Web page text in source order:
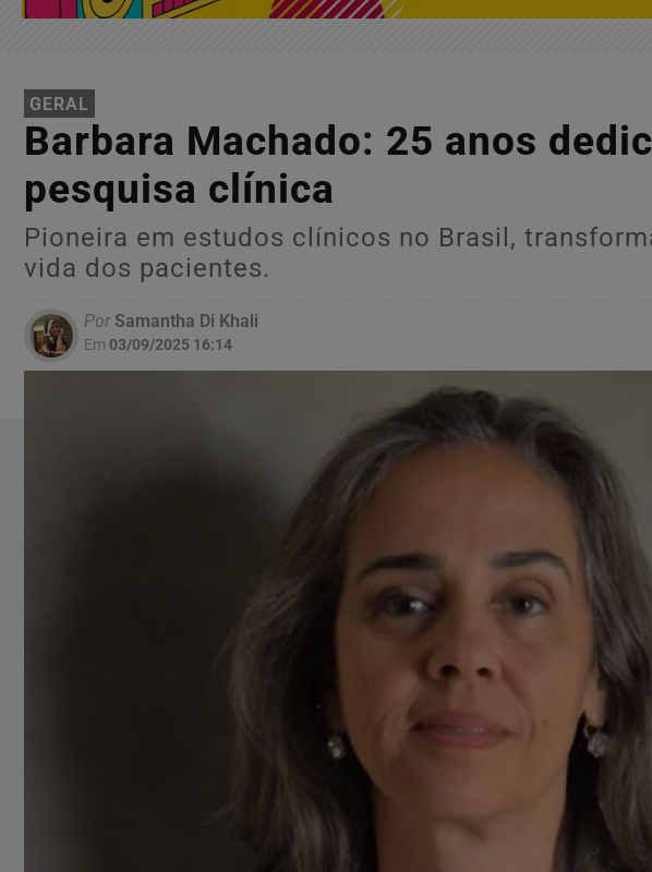
GERAL
Barbara Machado: 25 anos
pesquisa clínica
Pioneira em estudos clínicos no Brasil,
vida dos pacientes.
PorSamantha Di Khali
Em 03/09/2025 16:14